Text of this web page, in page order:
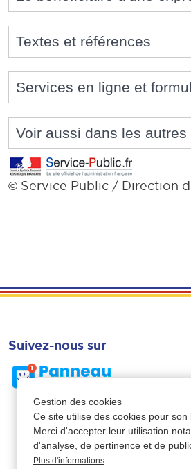
Gestion des cookies
Ce site utilise des cookies pour son
Merci d'accepter leur utilisation
d'analyse, de pertinence et de
Plus d'informations
Textes et références
Services en ligne et
Voir aussi dans les autres
© Service Public / Direction
Suivez-nous sur